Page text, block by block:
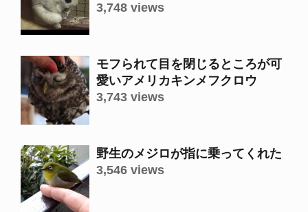
3,748 views
モフられて目を閉じるところが可
愛いアメリカキンメフクロウ
3,743 views
野生のメジロが指に乗ってくれた
3,546 views